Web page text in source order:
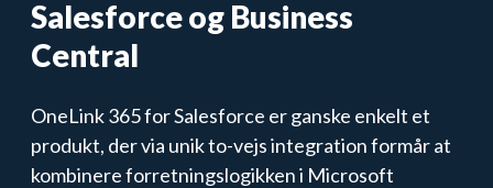
Salesforce og Business
Central
OneLink 365 for Salesforce er ganske enkelt et
produkt, der via unik to-vejs integration formår at
kombinere forretningslogikken i Microsoft